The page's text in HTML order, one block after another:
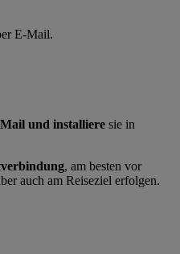
E-Mail.
und installiere sie in
, am besten vor
auch am Reiseziel erfolgen.